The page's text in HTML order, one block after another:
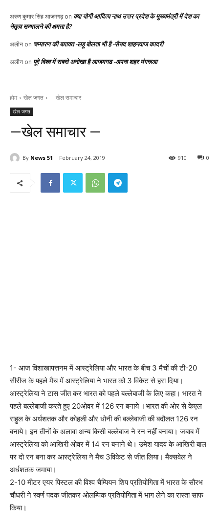
अरुण कुमार सिंह आजमगढ़on क्या योगी आदित्य नाथ उत्तर प्रदेश के मुख्यमंत्री में देश का
नेतृत्व सम्भालने की क्षमता है?
अलीन on चम्पारण की बग़ावत -लहू बोलता भी है -सैयद शाहनवाज कादरी
अलीन on पूरे विश्व में सबसे अनोखा है आजमगढ -अपना शहर मंगरूआ